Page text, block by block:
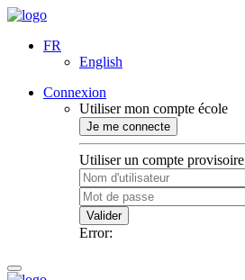
FR
English
Connexion
Utiliser mon compte école
Je me connecte
Utiliser un compte provisoire
Valider
Error: